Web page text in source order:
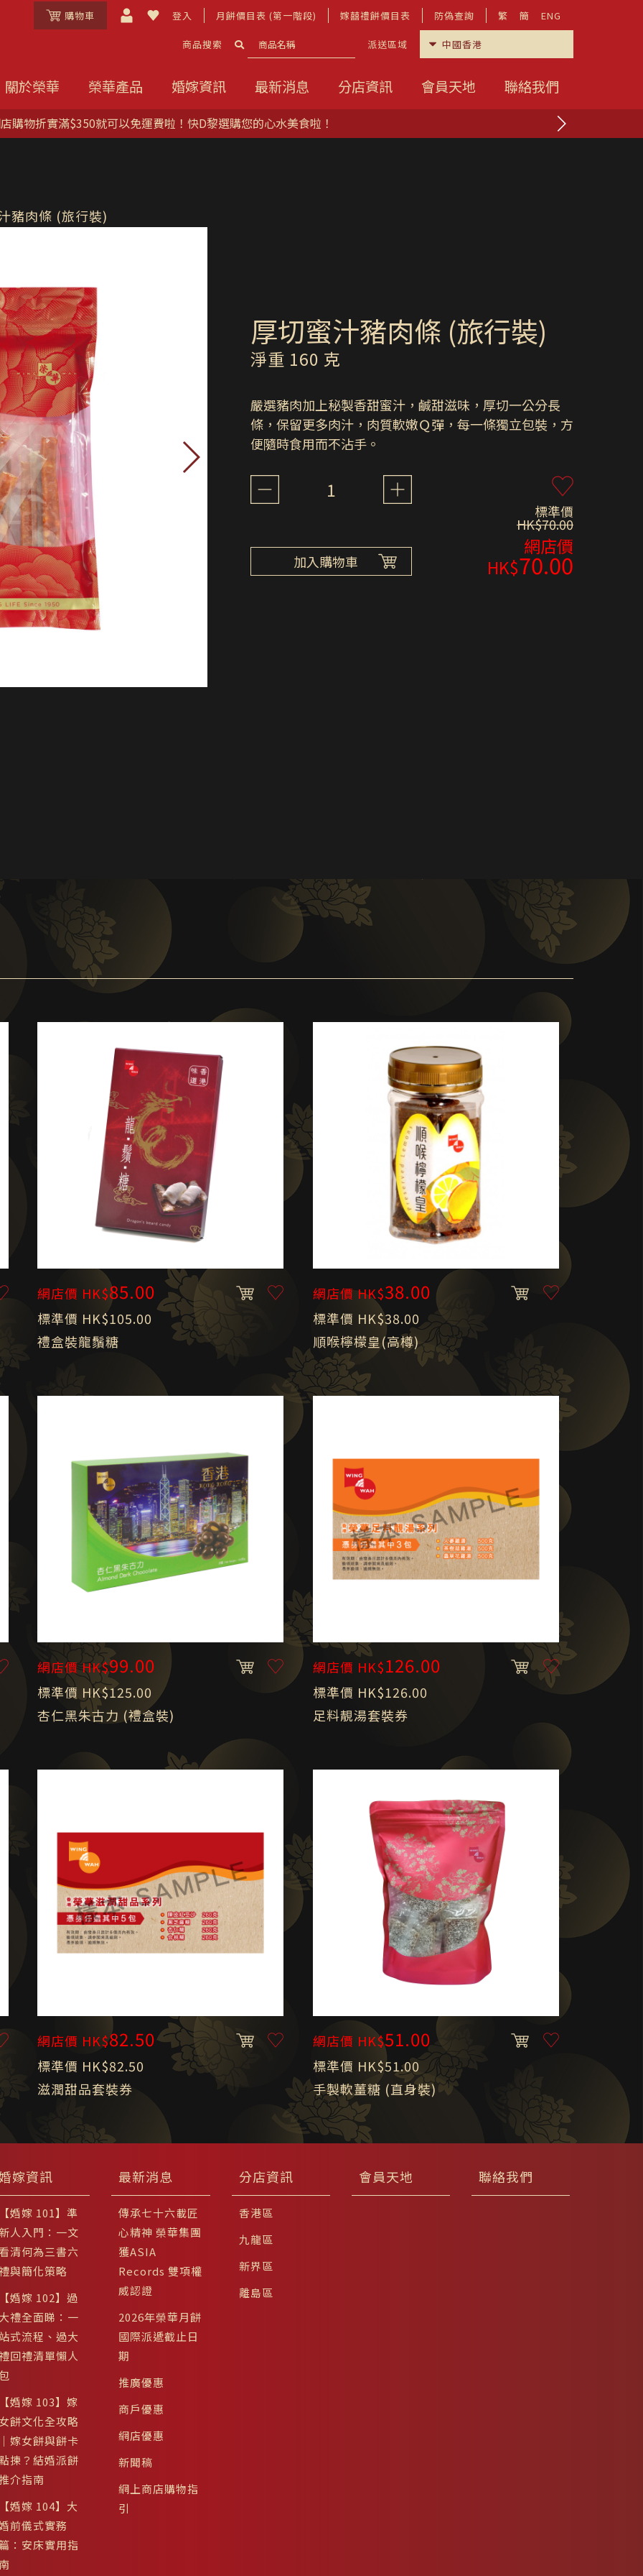
登入 月餅價目表 (第一階段) 嫁囍禮餅價目表 防偽查詢 繁 簡 ENG
購物車
派送區域
商品搜索
關於榮華 榮華產品 婚嫁資訊 最新消息 分店資訊 會員天地 聯絡我們
運費啦！快D黎選購您的心水美食啦！
豬肉條 (旅行裝)
厚切蜜汁豬肉條 (旅行裝)
淨重 160 克
嚴選豬肉加上秘製香甜蜜汁，鹹甜滋味，厚切一公分長
條，保留更多肉汁，肉質軟嫩Ｑ彈，每一條獨立包裝，方
便隨時食用而不沾手。
1
加入購物車
標準價
HK$70.00
網店價
HK$70.00
網店價 HK$85.00
標準價 HK$105.00
禮盒裝龍鬚糖
網店價 HK$38.00
標準價 HK$38.00
順喉檸檬皇(高樽)
網店價 HK$99.00
標準價 HK$125.00
杏仁黑朱古力 (禮盒裝)
網店價 HK$126.00
標準價 HK$126.00
足料靚湯套裝券
網店價 HK$82.50
標準價 HK$82.50
滋潤甜品套裝券
網店價 HK$51.00
標準價 HK$51.00
手製軟薑糖 (直身裝)
嫁資訊
婚嫁 101】準
人入門：一文
清何為三書六
與簡化策略
婚嫁 102】過
禮全面睇：一
式流程、過大
回禮清單懶人
婚嫁 103】嫁
餅文化全攻略
嫁女餅與餅卡
揀？結婚派餅
介指南
婚嫁 104】大
前儀式實務
：安床實用指
最新消息
傳承七十六載匠
心精神 榮華集團
獲ASIA
Records 雙項權
威認證
2026年榮華月餅
國際派遞截止日
期
推廣優惠
商戶優惠
網店優惠
新聞稿
網上商店購物指
引
分店資訊
香港區
九龍區
新界區
離島區
會員天地 聯絡我們